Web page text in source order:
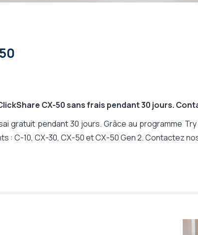
CX-50 sans frais pendant 30 jours.
gratuit pendant 30 jours. Grâce au programme
: C-10, CX-30, CX-50 et CX-50 Gen 2. Contactez